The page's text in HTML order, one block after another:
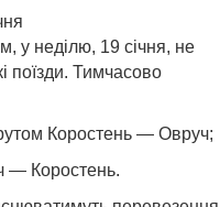
у неділю, 19 січня, не
поїзди. Тимчасово
Коростень — Овруч;
— Коростень.